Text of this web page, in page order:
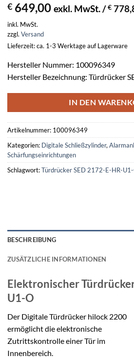
€ 649,00 exkl. MwSt. /€
inkl. MwSt.
zzgl. Versand
Lieferzeit: ca. 1-3 Werktage auf Lagerware
Hersteller Nummer: 100096349
Hersteller Bezeichnung: Türdrücker
IN DEN
Artikelnummer: 100096349
Kategorien: Digitale Schließzylinder,
Schärfungseinrichtungen
Schlagwort:Türdrücker SED 2172-E-HR-
BESCHREIBUNG
ZUSÄTZLICHE INFORMATIONEN
Elektronischer
U1-O
Der Digitale Türdrücker hilock 2200
ermöglicht die elektronische
Zutrittskontrolle einer Tür im
Innenbereich.